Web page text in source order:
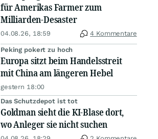
für Amerikas Farmer zum
Milliarden-Desaster
04.08.26, 18:59 4 Kommentare
Peking pokert zu hoch
Europa sitzt beim Handelsstreit
mit China am längeren Hebel
gestern 18:00
Das Schutzdepot ist tot
Goldman sieht die KI-Blase dort,
wo Anleger sie nicht suchen